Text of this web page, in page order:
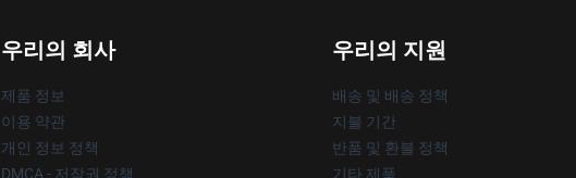
우리의 회사
제품 정보
이용 약관
개인 정보 정책
DMCA - 저작권 정책
우리의 지원
배송 및 배송 정책
지불 기간
반품 및 환불 정책
기타 제품